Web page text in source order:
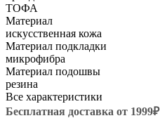
ТОФА
Материал
искусственная кожа
Материал подкладки
микрофибра
Материал подошвы
резина
Все характеристики
Бесплатная доставка от 1999₽